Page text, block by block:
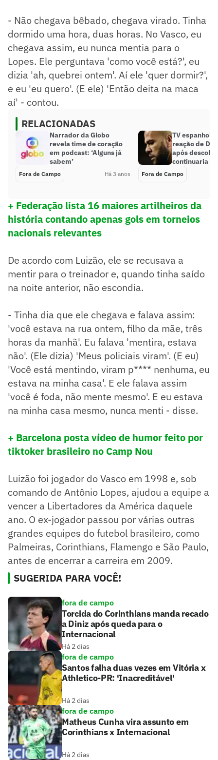
- Não chegava bêbado, chegava virado. Tinha
dormido uma hora, duas horas. No Vasco, eu
chegava assim, eu nunca mentia para o
Lopes. Ele perguntava 'como você está?', eu
dizia 'ah, quebrei ontem'. Aí ele 'quer dormir?',
e eu 'eu quero'. (E ele) 'Então deita na maca
aí' - contou.
RELACIONADAS
Narrador da Globo
revela time de coração
em podcast: ‘Alguns já
sabem’
Fora de Campo Há 3 anos
TV espanhola
reação de
após
continuaria
Fora de Campo
+ Federação lista 16 maiores artilheiros da
história contando apenas gols em torneios
nacionais relevantes
De acordo com Luizão, ele se recusava a
mentir para o treinador e, quando tinha saído
na noite anterior, não escondia.
- Tinha dia que ele chegava e falava assim:
'você estava na rua ontem, filho da mãe, três
horas da manhã'. Eu falava 'mentira, estava
não'. (Ele dizia) 'Meus policiais viram'. (E eu)
'Você está mentindo, viram p**** nenhuma, eu
estava na minha casa'. E ele falava assim
'você é foda, não mente mesmo'. E eu estava
na minha casa mesmo, nunca menti - disse.
+ Barcelona posta vídeo de humor feito por
tiktoker brasileiro no Camp Nou
Luizão foi jogador do Vasco em 1998 e, sob
comando de Antônio Lopes, ajudou a equipe a
vencer a Libertadores da América daquele
ano. O ex-jogador passou por várias outras
grandes equipes do futebol brasileiro, como
Palmeiras, Corinthians, Flamengo e São Paulo,
antes de encerrar a carreira em 2009.
SUGERIDA PARA VOCÊ!
fora de campo
Torcida do Corinthians manda recado
a Diniz após queda para o
Internacional
Há 2 dias
fora de campo
Santos falha duas vezes em Vitória x
Athletico-PR: 'Inacreditável'
Há 2 dias
fora de campo
Matheus Cunha vira assunto em
Corinthians x Internacional
Há 2 dias